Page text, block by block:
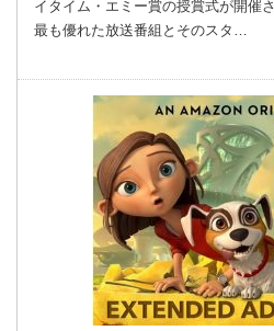
イタイム・エミー賞の授賞式が開催
最も優れた放送番組とそのスタ…